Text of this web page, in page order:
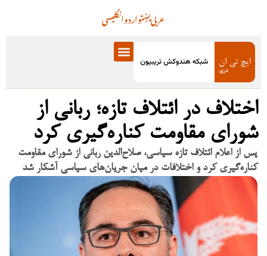
انگلیسیاردوپښتوعربی
اختلاف در ائتلاف تازه؛ ربانی از
شورای مقاومت کناره‌گیری کرد
پس از اعلام ائتلاف تازه سیاسی، صلاح‌الدین ربانی از شورای مقاومت
کناره‌گیری کرد و اختلافات در میان جریان‌های سیاسی آشکار شد